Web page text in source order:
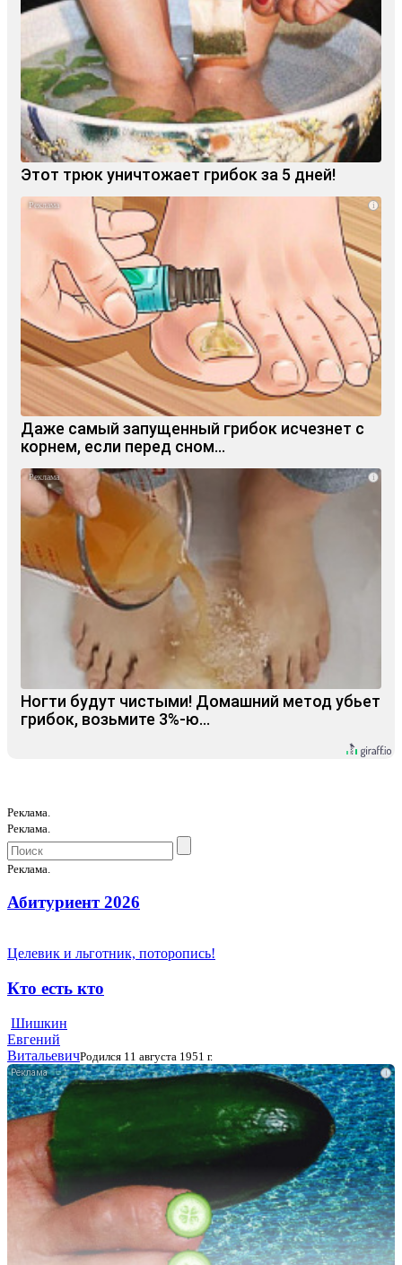
Этот трюк уничтожает грибок за 5 дней!
i
Даже самый запущенный грибок исчезнет с
корнем, если перед сном…
i
Ногти будут чистыми! Домашний метод убьет
грибок, возьмите 3%-ю…
Реклама.
Реклама.
Реклама.
Абитуриент 2026
Целевик и льготник, поторопись!
Кто есть кто
Шишкин
Евгений
ВитальевичРодился 11 августа 1951 г.
i